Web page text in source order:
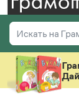
Искать на
Везде